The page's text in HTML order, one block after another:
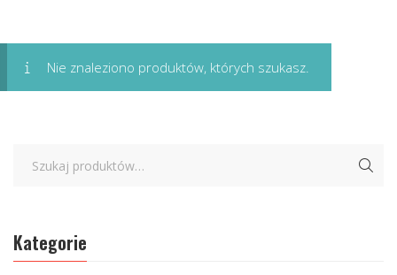
Nie znaleziono produktów, których szukasz.
Kategorie